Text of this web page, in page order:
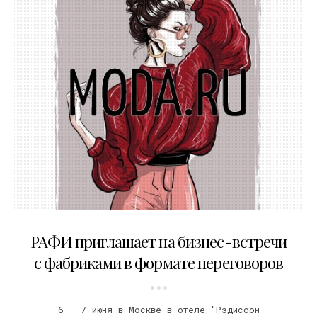
РАФИ приглашает на бизнес-встречи
с фабриками в формате переговоров
6 - 7 июня в Москве в отеле "Рэдиссон